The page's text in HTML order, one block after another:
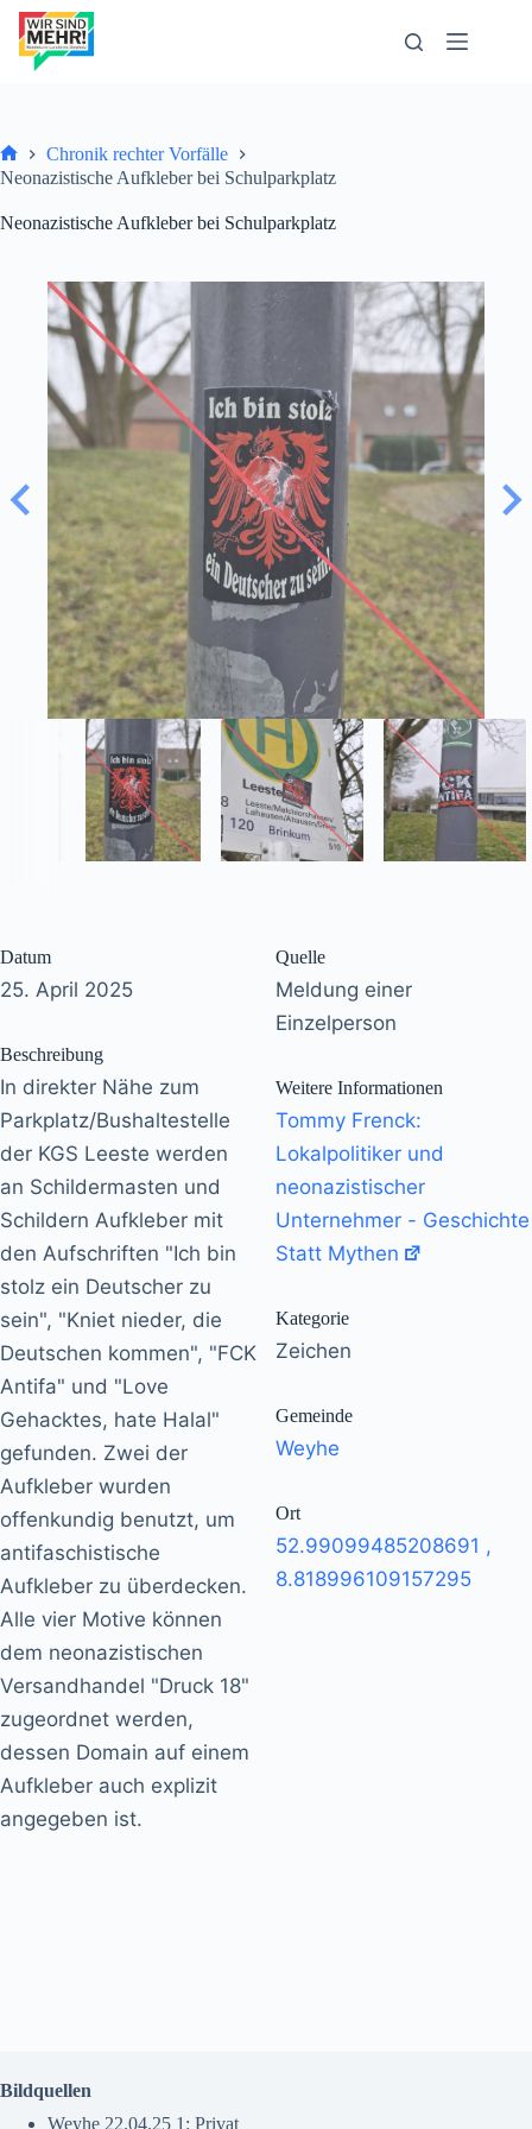
Zum
Inhalt
springen
Start
Chronik rechter Vorfälle
Neonazistische Aufkleber bei Schulparkplatz
Neonazistische Aufkleber bei Schulparkplatz
Datum
25. April 2025
Beschreibung
In direkter Nähe zum
Parkplatz/Bushaltestelle
der KGS Leeste werden
an Schildermasten und
Schildern Aufkleber mit
den Aufschriften "Ich bin
stolz ein Deutscher zu
sein", "Kniet nieder, die
Deutschen kommen", "FCK
Antifa" und "Love
Gehacktes, hate Halal"
gefunden. Zwei der
Aufkleber wurden
offenkundig benutzt, um
antifaschistische
Aufkleber zu überdecken.
Alle vier Motive können
dem neonazistischen
Versandhandel "Druck 18"
zugeordnet werden,
dessen Domain auf einem
Aufkleber auch explizit
angegeben ist.
Quelle
Meldung einer
Einzelperson
Weitere Informationen
Tommy Frenck:
Lokalpolitiker und
neonazistischer
Unternehmer - Geschichte
Statt Mythen
Kategorie
Zeichen
Gemeinde
Weyhe
Ort
52.99099485208691 ,
8.818996109157295
Bildquellen
Weyhe 22.04.25 1: Privat